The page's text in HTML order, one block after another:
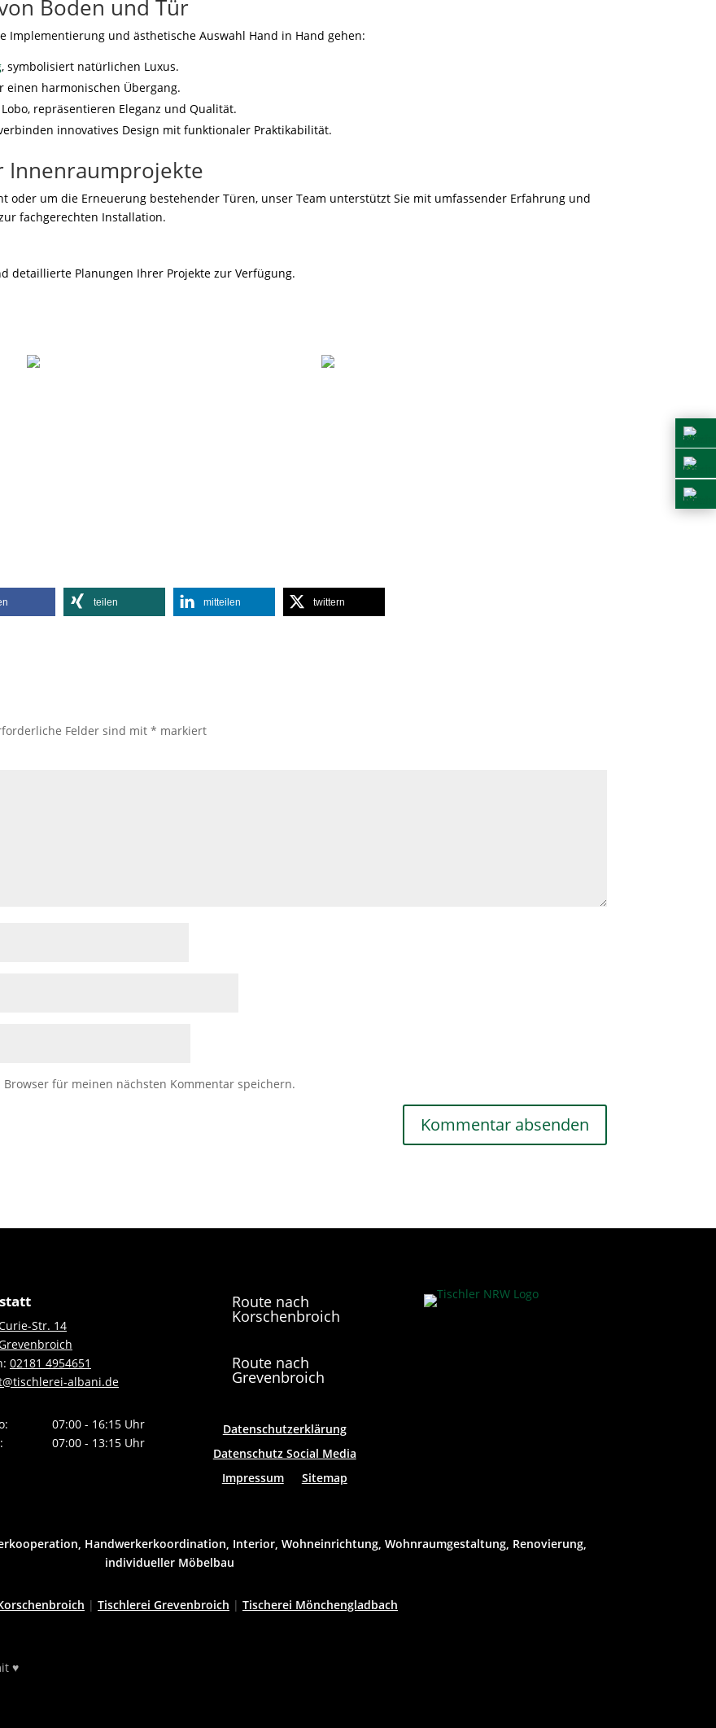
Boden und Tür
Implementierung und ästhetische Auswahl Hand in Hand gehen:
, symbolisiert natürlichen Luxus.
einen harmonischen Übergang.
repräsentieren Eleganz und Qualität.
innovatives Design mit funktionaler Praktikabilität.
Innenraumprojekte
oder um die Erneuerung bestehender Türen, unser Team unterstützt Sie mit umfassender Erfahrung und
fachgerechten Installation.
detaillierte Planungen Ihrer Projekte zur Verfügung.
teilen mitteilen twittern
Felder sind mit* markiert
für meinen nächsten Kommentar speichern.
Str. 14
02181 4954651
albani.de
07:00 - 16:15 Uhr
07:00 - 13:15 Uhr
Route nach
Korschenbroich
Route nach
Grevenbroich
Datenschutzerklärung
Datenschutz Social Media
Impressum
Sitemap
Handwerkerkoordination, Interior, Wohneinrichtung, Wohnraumgestaltung, Renovierung,
individueller Möbelbau
| Tischlerei Grevenbroich | Tischerei Mönchengladbach
♥